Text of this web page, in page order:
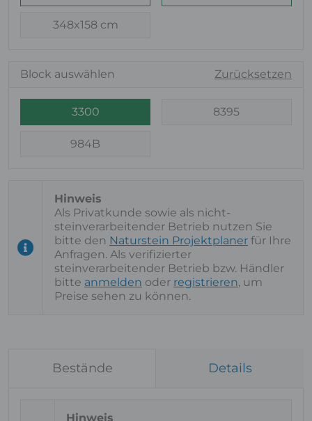
348x158 cm
Block auswählen Zurücksetzen
3300 8395
984B
Als Privatkunde sowie als nicht-
steinverarbeitender Betrieb nutzen Sie
bitte den Naturstein Projektplaner für Ihre
Anfragen. Als verifizierter
steinverarbeitender Betrieb bzw. Händler
bitte anmelden oder registrieren, um
Preise sehen zu können.
Bestände Details